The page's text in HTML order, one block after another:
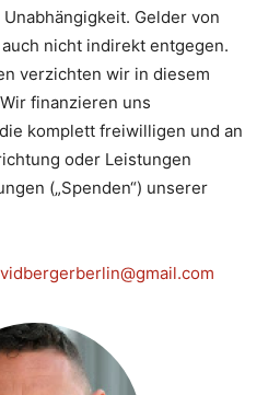
Gelder von
nicht indirekt entgegen.
verzichten wir in diesem
finanzieren uns
komplett freiwilligen und an
oder Leistungen
(„Spenden“) unserer